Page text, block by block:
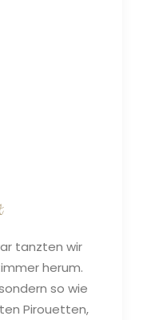
tanzten wir
herum.
so wie
Pirouetten,